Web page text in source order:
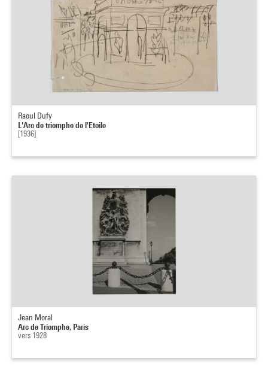
Raoul Dufy
L'Arc de triomphe de l'Etoile
[1936]
Jean Moral
Arc de Triomphe, Paris
vers 1928